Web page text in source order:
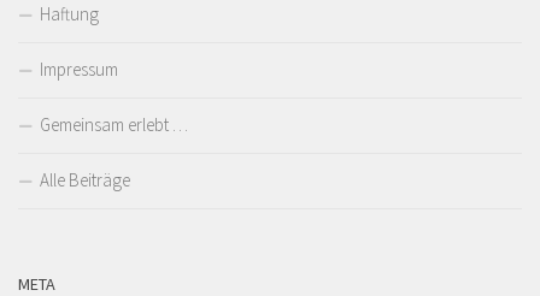
Haftung
Impressum
Gemeinsam erlebt …
Alle Beiträge
META